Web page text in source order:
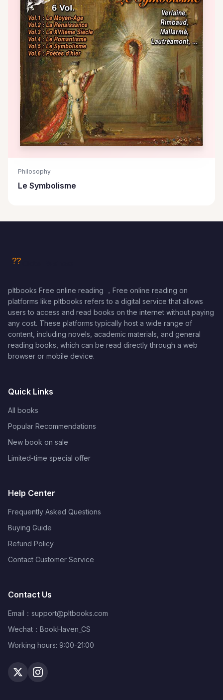
Philosophy
Le Symbolisme
pltbooks Free online reading ，Free online reading on
platforms like pltbooks refers to a digital service that allows
users to access and read books on the internet without paying
any cost. These platforms typically host a wide range of
content, including novels, academic materials, and general
reading books, which can be read directly through a web
browser or mobile device.
Quick Links
All books
Popular Recommendations
New book on sale
Limited-time special offer
Help Center
Frequently Asked Questions
Buying Guide
Refund Policy
Contact Customer Service
Contact Us
Email： support@pltbooks.com
Wechat：BookHaven_CS
Working hours: 9:00-21:00